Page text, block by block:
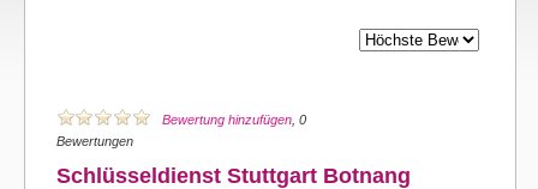
Bewertung hinzufügen , 0
Bewertungen
Schlüsseldienst Stuttgart Botnang